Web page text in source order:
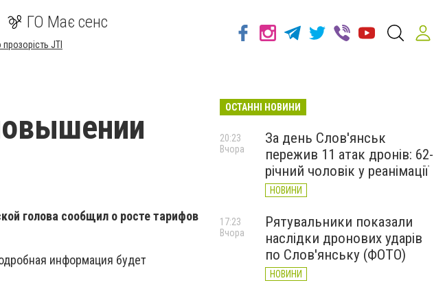
ГО Має сенс
прозорість JTI
голова сообщил о росте тарифов
информация будет
ОСТАННІ НОВИНИ
За день Слов'янськ
пережив 11 атак дронів: 62-
річний чоловік у реанімації
НОВИНИ
20:23
Вчора
Рятувальники показали
наслідки дронових ударів
по Слов'янську (ФОТО)
НОВИНИ
17:23
Вчора